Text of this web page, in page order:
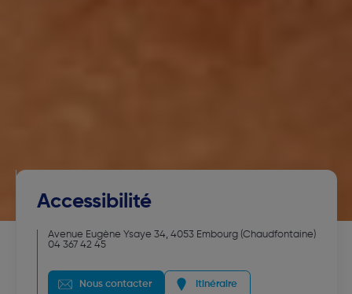
Accessibilité
Avenue Eugène Ysaye 34, 4053 Embourg (Chaudfontaine)
04 367 42 45
Nous contacter Itinéraire